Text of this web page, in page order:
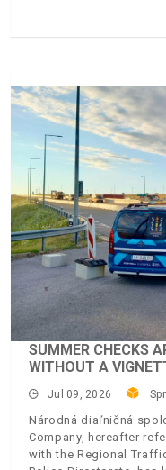
SUMMER CHECKS
WITHOUT A
Jul 09, 2026
Národná diaľničná
Company, hereafter
with the Regional